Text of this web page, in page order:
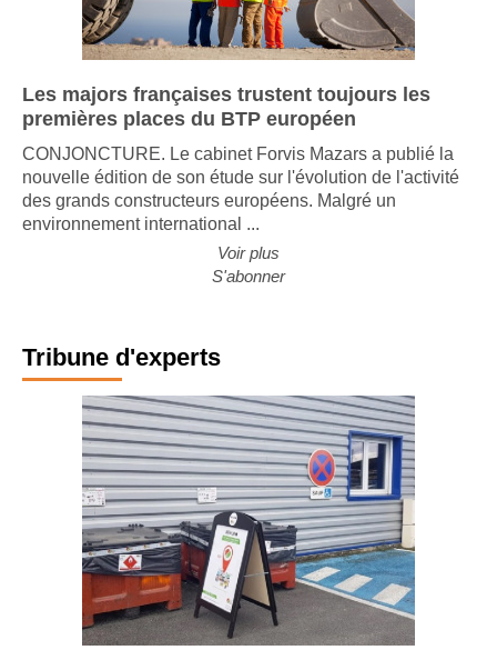
Les majors françaises trustent toujours les
premières places du BTP européen
CONJONCTURE. Le cabinet Forvis Mazars a publié la
nouvelle édition de son étude sur l'évolution de l'activité
des grands constructeurs européens. Malgré un
Voir plus
Tribune d'experts